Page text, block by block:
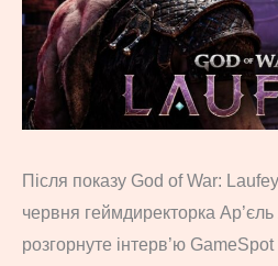
Після показу God of War:
червня геймдиректорка
розгорнуте інтерв’ю GameSpot